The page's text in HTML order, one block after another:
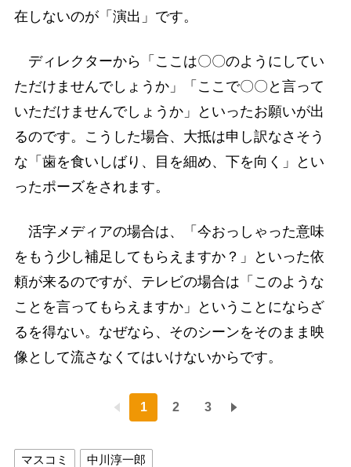
在しないのが「演出」です。
ディレクターから「ここは〇〇のようにしてい
ただけませんでしょうか」「ここで〇〇と言って
いただけませんでしょうか」といったお願いが出
るのです。こうした場合、大抵は申し訳なさそう
な「歯を食いしばり、目を細め、下を向く」とい
ったポーズをされます。
活字メディアの場合は、「今おっしゃった意味
をもう少し補足してもらえますか？」といった依
頼が来るのですが、テレビの場合は「このような
ことを言ってもらえますか」ということにならざ
るを得ない。なぜなら、そのシーンをそのまま映
像として流さなくてはいけないからです。
1 2 3
マスコミ 中川淳一郎